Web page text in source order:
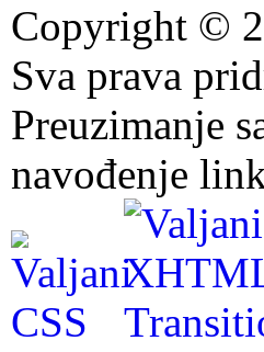
Copyright ©
Sva prava
Preuzimanje
navođenje